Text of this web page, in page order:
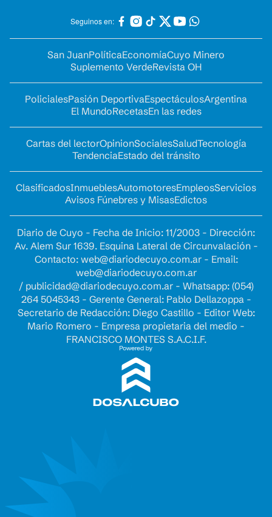
Seguinos en:
San JuanPolíticaEconomíaCuyo Minero
Suplemento VerdeRevista OH
PolicialesPasión DeportivaEspectáculosArgentina
El MundoRecetasEn las redes
Cartas del lectorOpinionSocialesSaludTecnología
TendenciaEstado del tránsito
ClasificadosInmueblesAutomotoresEmpleosServicios
Avisos Fúnebres y MisasEdictos
Diario de Cuyo - Fecha de Inicio: 11/2003 - Dirección:
Av. Alem Sur 1639. Esquina Lateral de Circunvalación -
Contacto: web@diariodecuyo.com.ar- Email:
web@diariodecuyo.com.ar
/ publicidad@diariodecuyo.com.ar- Whatsapp: (054)
264 5045343 - Gerente General: Pablo Dellazoppa -
Secretario de Redacción: Diego Castillo - Editor Web:
Mario Romero - Empresa propietaria del medio -
FRANCISCO MONTES S.A.C.I.F.